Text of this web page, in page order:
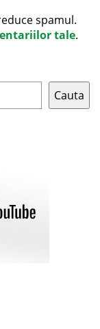
spamul.
tale.
Cauta